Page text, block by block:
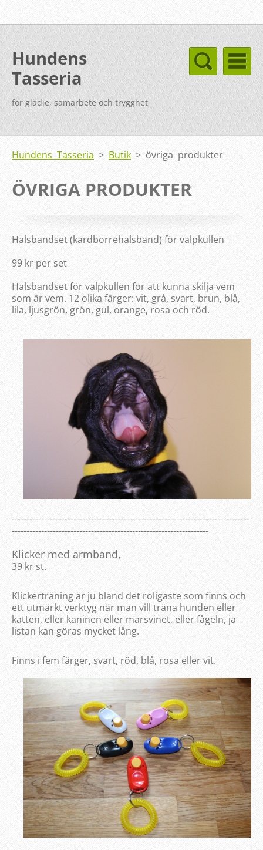
Hundens
Tasseria
för glädje, samarbete och trygghet
Hundens Tasseria > Butik > övriga produkter
ÖVRIGA PRODUKTER
Halsbandset (kardborrehalsband) för valpkullen
99 kr per set
Halsbandset för valpkullen för att kunna skilja vem
som är vem. 12 olika färger: vit, grå, svart, brun, blå,
lila, ljusgrön, grön, gul, orange, rosa och röd.
---------------------------------------------------------------------------------
-------------------------------------------------------------------
Klicker med armband,
39 kr st.
Klickerträning är ju bland det roligaste som finns och
ett utmärkt verktyg när man vill träna hunden eller
katten, eller kaninen eller marsvinet, eller fågeln, ja
listan kan göras mycket lång.
Finns i fem färger, svart, röd, blå, rosa eller vit.